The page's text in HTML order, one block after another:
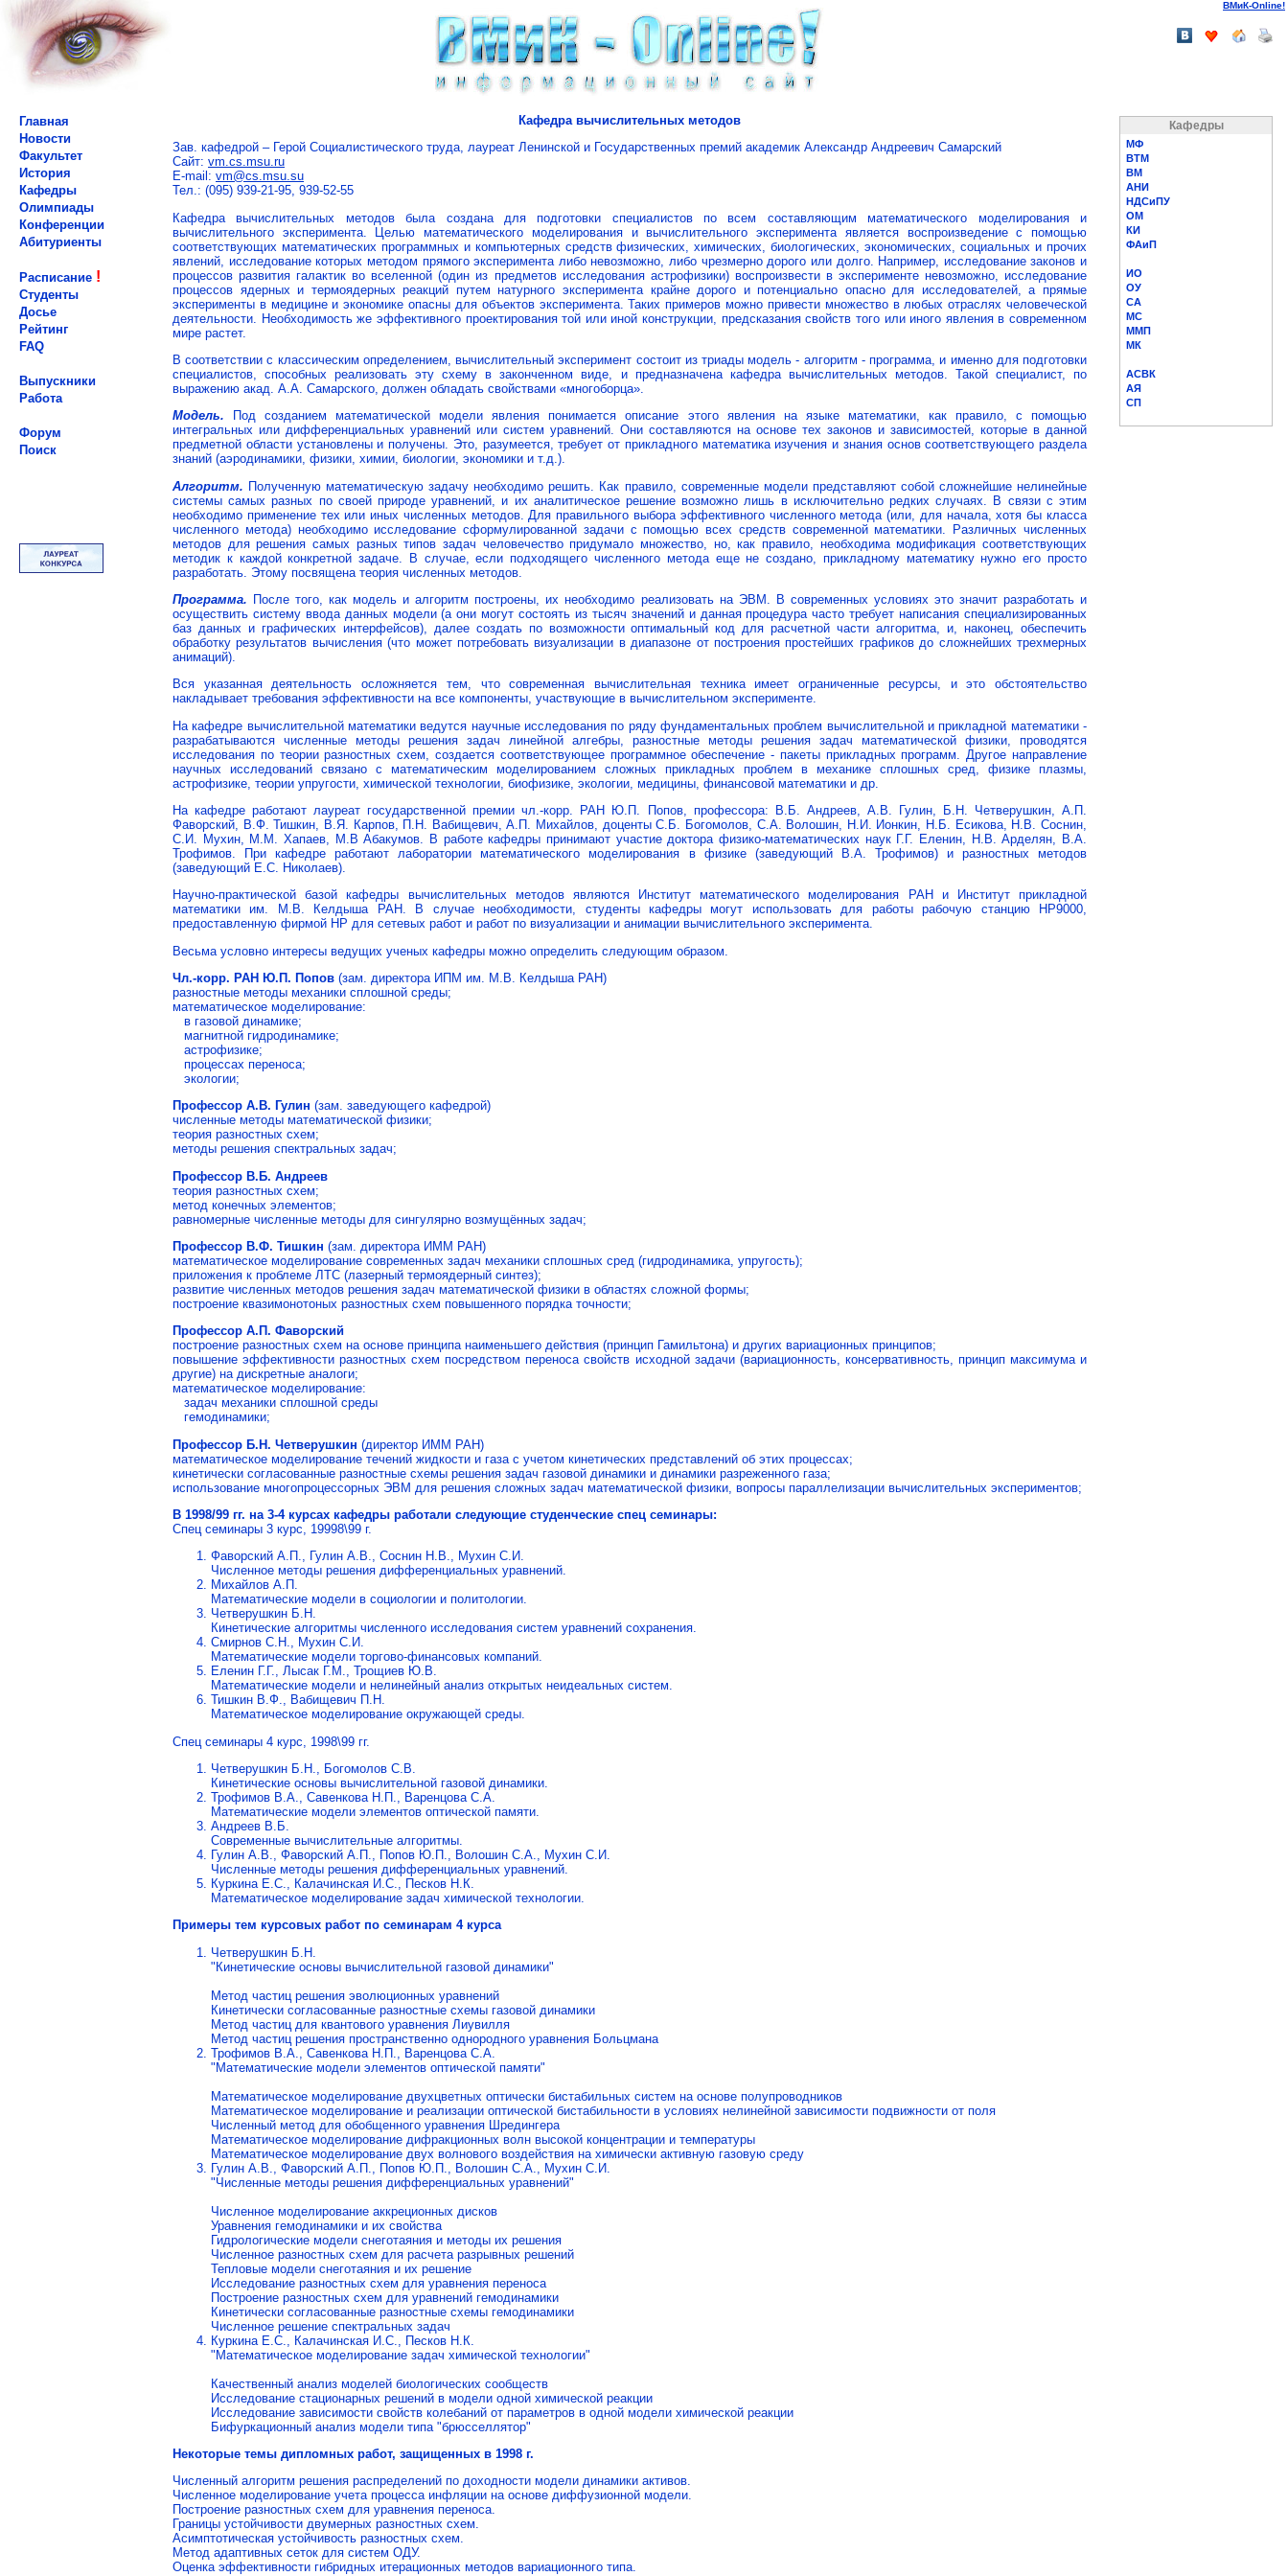
ВМиК-Online!
Главная
Новости
Факультет
История
Кафедры
Олимпиады
Конференции
Абитуриенты
Расписание !
Студенты
Досье
Рейтинг
FAQ
Выпускники
Работа
Форум
Поиск
Кафедра вычислительных методов
Зав. кафедрой – Герой Социалистического труда, лауреат Ленинской и Государственных премий академик Александр Андреевич Самарский
Сайт: vm.cs.msu.ru
E-mail: vm@cs.msu.su
Тел.: (095) 939-21-95, 939-52-55
Кафедра вычислительных методов была создана для подготовки специалистов по всем составляющим математического моделирования и
вычислительного эксперимента. Целью математического моделирования и вычислительного эксперимента является воспроизведение с помощью
соответствующих математических программных и компьютерных средств физических, химических, биологических, экономических, социальных и прочих
явлений, исследование которых методом прямого эксперимента либо невозможно, либо чрезмерно дорого или долго. Например, исследование законов и
процессов развития галактик во вселенной (один из предметов исследования астрофизики) воспроизвести в эксперименте невозможно, исследование
процессов ядерных и термоядерных реакций путем натурного эксперимента крайне дорого и потенциально опасно для исследователей, а прямые
эксперименты в медицине и экономике опасны для объектов эксперимента. Таких примеров можно привести множество в любых отраслях человеческой
деятельности. Необходимость же эффективного проектирования той или иной конструкции, предсказания свойств того или иного явления в современном
мире растет.
В соответствии с классическим определением, вычислительный эксперимент состоит из триады модель - алгоритм - программа, и именно для подготовки
специалистов, способных реализовать эту схему в законченном виде, и предназначена кафедра вычислительных методов. Такой специалист, по
выражению акад. А.А. Самарского, должен обладать свойствами «многоборца».
Модель. Под созданием математической модели явления понимается описание этого явления на языке математики, как правило, с помощью
интегральных или дифференциальных уравнений или систем уравнений. Они составляются на основе тех законов и зависимостей, которые в данной
предметной области установлены и получены. Это, разумеется, требует от прикладного математика изучения и знания основ соответствующего раздела
знаний (аэродинамики, физики, химии, биологии, экономики и т.д.).
Алгоритм. Полученную математическую задачу необходимо решить. Как правило, современные модели представляют собой сложнейшие нелинейные
системы самых разных по своей природе уравнений, и их аналитическое решение возможно лишь в исключительно редких случаях. В связи с этим
необходимо применение тех или иных численных методов. Для правильного выбора эффективного численного метода (или, для начала, хотя бы класса
численного метода) необходимо исследование сформулированной задачи с помощью всех средств современной математики. Различных численных
методов для решения самых разных типов задач человечество придумало множество, но, как правило, необходима модификация соответствующих
методик к каждой конкретной задаче. В случае, если подходящего численного метода еще не создано, прикладному математику нужно его просто
разработать. Этому посвящена теория численных методов.
Программа. После того, как модель и алгоритм построены, их необходимо реализовать на ЭВМ. В современных условиях это значит разработать и
осуществить систему ввода данных модели (а они могут состоять из тысяч значений и данная процедура часто требует написания специализированных
баз данных и графических интерфейсов), далее создать по возможности оптимальный код для расчетной части алгоритма, и, наконец, обеспечить
обработку результатов вычисления (что может потребовать визуализации в диапазоне от построения простейших графиков до сложнейших трехмерных
анимаций).
Вся указанная деятельность осложняется тем, что современная вычислительная техника имеет ограниченные ресурсы, и это обстоятельство
накладывает требования эффективности на все компоненты, участвующие в вычислительном эксперименте.
На кафедре вычислительной математики ведутся научные исследования по ряду фундаментальных проблем вычислительной и прикладной математики -
разрабатываются численные методы решения задач линейной алгебры, разностные методы решения задач математической физики, проводятся
исследования по теории разностных схем, создается соответствующее программное обеспечение - пакеты прикладных программ. Другое направление
научных исследований связано с математическим моделированием сложных прикладных проблем в механике сплошных сред, физике плазмы,
астрофизике, теории упругости, химической технологии, биофизике, экологии, медицины, финансовой математики и др.
На кафедре работают лауреат государственной премии чл.-корр. РАН Ю.П. Попов, профессора: В.Б. Андреев, A.В. Гулин, Б.Н. Четвеpушкин, A.П.
Фаворский, В.Ф. Тишкин, В.Я. Карпов, П.Н. Вaбищевич, А.П. Михайлов, доценты С.Б. Богомолов, С.А. Волошин, Н.И. Ионкин, Н.Б. Есикова, Н.В. Соснин,
С.И. Мухин, М.М. Хапаев, М.В Абакумов. В работе кафедры принимают участие доктора физико-мaтемaтических наук Г.Г. Еленин, Н.В. Apделян, В.А.
Трофимов. Пpи кафедре работают лаборатории математического моделирования в физике (заведующий В.А. Трофимов) и разностных методов
(заведующий Е.С. Николаев).
Научно-практической базой кафедры вычислительных методов являются Институт математического моделирования РАН и Институт прикладной
математики им. М.В. Келдыша РАН. В случае необходимости, студенты кафедры могут использовать для работы рабочую станцию HP9000,
предоставленную фирмой HP для сетевых работ и работ по визуализации и анимации вычислительного эксперимента.
Весьма условно интересы ведущих ученых кафедры можно определить следующим образом.
Чл.-корр. РАН Ю.П. Попов (зам. директора ИПМ им. М.В. Келдыша РАН)
разностные методы механики сплошной среды;
математическое моделирование:
в газовой динамике;
магнитной гидродинамике;
астрофизике;
процессах переноса;
экологии;
Профессор А.В. Гулин (зам. заведующего кафедрой)
численные методы математической физики;
теория разностных схем;
методы решения спектральных задач;
Профессор В.Б. Андреев
теория разностных схем;
метод конечных элементов;
равномерные численные методы для сингулярно возмущённых задач;
Профессор В.Ф. Тишкин (зам. директора ИММ РАН)
математическое моделирование современных задач механики сплошных сред (гидродинамика, упругость);
приложения к проблеме ЛТС (лазерный термоядерный синтез);
развитие численных методов решения задач математической физики в областях сложной формы;
построение квазимонотоных разностных схем повышенного порядка точности;
Профессор А.П. Фаворский
построение разностных схем на основе принципа наименьшего действия (принцип Гамильтона) и других вариационных принципов;
повышение эффективности разностных схем посредством переноса свойств исходной задачи (вариационность, консервативность, принцип максимума и
другие) на дискретные аналоги;
математическое моделирование:
задач механики сплошной среды
гемодинамики;
Профессор Б.Н. Четверушкин (директор ИММ РАН)
математическое моделирование течений жидкости и газа с учетом кинетических представлений об этих процессах;
кинетически согласованные разностные схемы решения задач газовой динамики и динамики разреженного газа;
использование многопроцессорных ЭВМ для решения сложных задач математической физики, вопросы параллелизации вычислительных экспериментов;
В 1998/99 гг. на 3-4 курсах кафедры работали следующие студенческие спец семинары:
Спец семинары 3 курс, 19998\99 г.
Фаворский А.П., Гулин А.В., Соснин Н.В., Мухин С.И.
Численное методы решения дифференциальных уравнений.
Михайлов А.П.
Математические модели в социологии и политологии.
Четверушкин Б.Н.
Кинетические алгоритмы численного исследования систем уравнений сохранения.
Смирнов С.Н., Мухин С.И.
Математические модели торгово-финансовых компаний.
Еленин Г.Г., Лысак Г.М., Трощиев Ю.В.
Математические модели и нелинейный анализ открытых неидеальных систем.
Тишкин В.Ф., Вабищевич П.Н.
Математическое моделирование окружающей среды.
Спец семинары 4 курс, 1998\99 гг.
Четверушкин Б.Н., Богомолов С.В.
Кинетические основы вычислительной газовой динамики.
Трофимов В.А., Савенкова Н.П., Варенцова С.А.
Математические модели элементов оптической памяти.
Андреев В.Б.
Современные вычислительные алгоритмы.
Гулин А.В., Фаворский А.П., Попов Ю.П., Волошин С.А., Мухин С.И.
Численные методы решения дифференциальных уравнений.
Куркина Е.С., Калачинская И.С., Песков Н.К.
Математическое моделирование задач химической технологии.
Примеры тем курсовых работ по семинарам 4 курса
Четверушкин Б.Н.
"Кинетические основы вычислительной газовой динамики"
Метод частиц решения эволюционных уравнений
Кинетически согласованные разностные схемы газовой динамики
Метод частиц для квантового уравнения Лиувилля
Метод частиц решения пространственно однородного уравнения Больцмана
Трофимов В.А., Савенкова Н.П., Варенцова С.А.
"Математические модели элементов оптической памяти"
Математическое моделирование двухцветных оптически бистабильных систем на основе полупроводников
Математическое моделирование и реализации оптической бистабильности в условиях нелинейной зависимости подвижности от поля
Численный метод для обобщенного уравнения Шредингера
Математическое моделирование дифракционных волн высокой концентрации и температуры
Математическое моделирование двух волнового воздействия на химически активную газовую среду
Гулин А.В., Фаворский А.П., Попов Ю.П., Волошин С.А., Мухин С.И.
"Численные методы решения дифференциальных уравнений"
Численное моделирование аккреционных дисков
Уравнения гемодинамики и их свойства
Гидрологические модели снеготаяния и методы их решения
Численное разностных схем для расчета разрывных решений
Тепловые модели снеготаяния и их решение
Исследование разностных схем для уравнения переноса
Построение разностных схем для уравнений гемодинамики
Кинетически согласованные разностные схемы гемодинамики
Численное решение спектральных задач
Куркина Е.С., Калачинская И.С., Песков Н.К.
"Математическое моделирование задач химической технологии"
Качественный анализ моделей биологических сообществ
Исследование стационарных решений в модели одной химической реакции
Исследование зависимости свойств колебаний от параметров в одной модели химической реакции
Бифуркационный анализ модели типа "брюсселлятор"
Некоторые темы дипломных работ, защищенных в 1998 г.
Численный алгоритм решения распределений по доходности модели динамики активов.
Численное моделирование учета процесса инфляции на основе диффузионной модели.
Построение разностных схем для уравнения переноса.
Границы устойчивости двумерных разностных схем.
Асимптотическая устойчивость разностных схем.
Метод адаптивных сеток для систем ОДУ.
Оценка эффективности гибридных итерационных методов вариационного типа.
Кафедры
МФ
ВТМ
ВМ
АНИ
НДСиПУ
ОМ
КИ
ФАиП
ИО
ОУ
СА
МС
ММП
МК
АСВК
АЯ
СП